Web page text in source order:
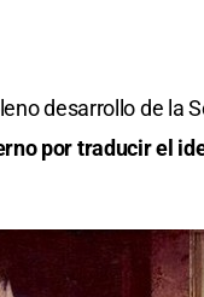
desarrollo de la
por traducir el